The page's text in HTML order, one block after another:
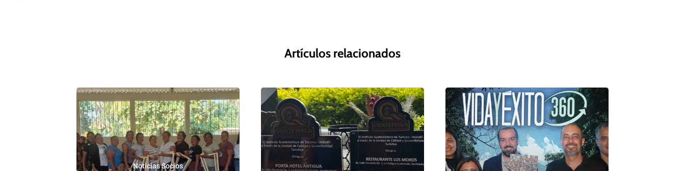
Artículos relacionados
Noticias Socios